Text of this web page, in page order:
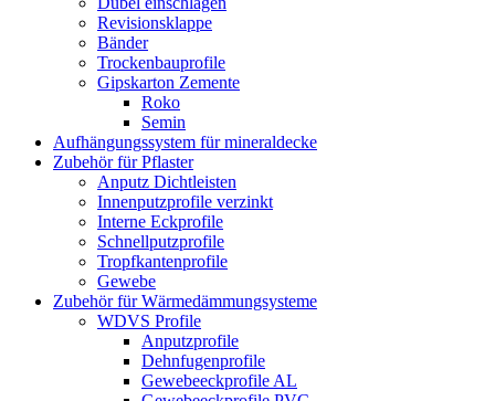
Revisionsklappe
Bänder
Trockenbauprofile
Gipskarton Zemente
Roko
Semin
Aufhängungssystem für mineraldecke
Zubehör für Pflaster
Anputz Dichtleisten
Innenputzprofile verzinkt
Interne Eckprofile
Schnellputzprofile
Tropfkantenprofile
Gewebe
Zubehör für Wärmedämmungsysteme
WDVS Profile
Anputzprofile
Dehnfugenprofile
Gewebeeckprofile AL